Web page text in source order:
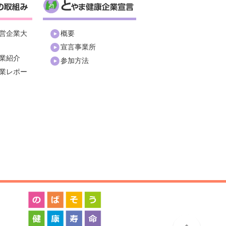
企業大
紹介
レポー
概要
宣言事業所
参加方法